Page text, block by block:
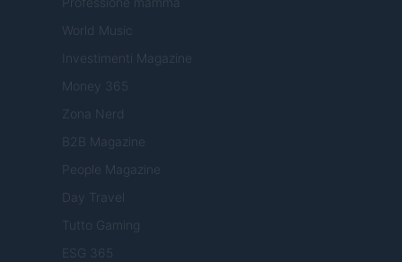
World Music
Investimenti Magazine
Money 365
Zona Nerd
B2B Magazine
People Magazine
Day Travel
Tutto Gaming
ESG 365